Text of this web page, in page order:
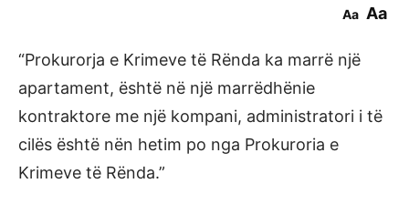
Aa Aa
“Prokurorja e Krimeve të Rënda ka marrë një
apartament, është në një marrëdhënie
kontraktore me një kompani, administratori i të
cilës është nën hetim po nga Prokuroria e
Krimeve të Rënda.”